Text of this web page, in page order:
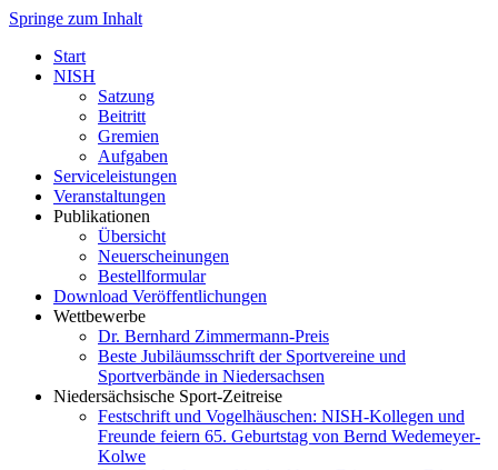
Springe zum Inhalt
Start
NISH
Satzung
Beitritt
Gremien
Aufgaben
Serviceleistungen
Veranstaltungen
Publikationen
Übersicht
Neuerscheinungen
Bestellformular
Download Veröffentlichungen
Wettbewerbe
Dr. Bernhard Zimmermann-Preis
Beste Jubiläumsschrift der Sportvereine und
Sportverbände in Niedersachsen
Niedersächsische Sport-Zeitreise
Festschrift und Vogelhäuschen: NISH-Kollegen und
Freunde feiern 65. Geburtstag von Bernd Wedemeyer-
Kolwe